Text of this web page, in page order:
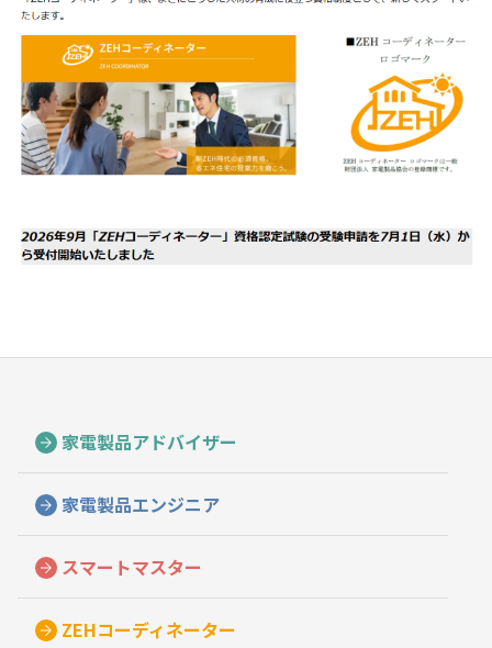
家電製品アドバイザー
家電製品エンジニア
スマートマスター
ZEHコーディネーター